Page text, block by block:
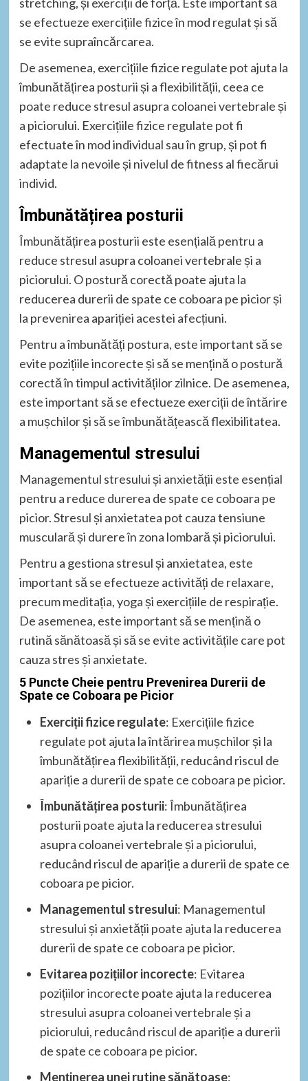
se efectueze exercițiile fizice în mod regulat și să
se evite supraîncărcarea.
De asemenea, exercițiile fizice regulate pot ajuta la
îmbunătățirea posturii și a flexibilității, ceea ce
poate reduce stresul asupra coloanei vertebrale și
a piciorului. Exercițiile fizice regulate pot fi
efectuate în mod individual sau în grup, și pot fi
adaptate la nevoile și nivelul de fitness al fiecărui
individ.
Îmbunătățirea posturii
Îmbunătățirea posturii este esențială pentru a
reduce stresul asupra coloanei vertebrale și a
piciorului. O postură corectă poate ajuta la
reducerea durerii de spate ce coboara pe picior și
la prevenirea apariției acestei afecțiuni.
Pentru a îmbunătăți postura, este important să se
evite pozițiile incorecte și să se mențină o postură
corectă în timpul activităților zilnice. De asemenea,
este important să se efectueze exerciții de întărire
a mușchilor și să se îmbunătățească flexibilitatea.
Managementul stresului
Managementul stresului și anxietății este esențial
pentru a reduce durerea de spate ce coboara pe
picior. Stresul și anxietatea pot cauza tensiune
musculară și durere în zona lombară și piciorului.
Pentru a gestiona stresul și anxietatea, este
important să se efectueze activități de relaxare,
precum meditația, yoga și exercițiile de respirație.
De asemenea, este important să se mențină o
rutină sănătoasă și să se evite activitățile care pot
cauza stres și anxietate.
5 Puncte Cheie pentru Prevenirea Durerii de
Spate ce Coboara pe Picior
Exerciții fizice regulate: Exercițiile fizice
regulate pot ajuta la întărirea mușchilor și la
îmbunătățirea flexibilității, reducând riscul de
apariție a durerii de spate ce coboara pe picior.
Îmbunătățirea posturii: Îmbunătățirea
posturii poate ajuta la reducerea stresului
asupra coloanei vertebrale și a piciorului,
reducând riscul de apariție a durerii de spate ce
coboara pe picior.
Managementul stresului: Managementul
stresului și anxietății poate ajuta la reducerea
durerii de spate ce coboara pe picior.
Evitarea pozițiilor incorecte: Evitarea
pozițiilor incorecte poate ajuta la reducerea
stresului asupra coloanei vertebrale și a
piciorului, reducând riscul de apariție a durerii
de spate ce coboara pe picior.
Menținerea unei rutine sănătoase: